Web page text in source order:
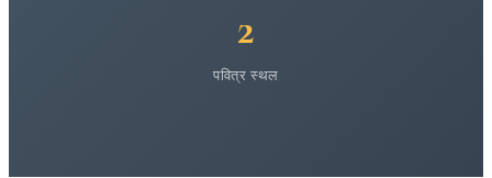
2
पवित्र स्थल